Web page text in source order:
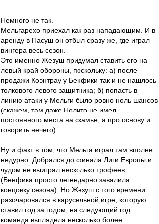
Немного не так.
Мельгарехо приехал как раз нападающим. И в
аренду в Пасуш он отбыл сразу же, где играл
вингера весь сезон.
Это именно Жезуш придумал ставить его на
левый край обороны, поскольку: а) после
продажи Коэнтрау у Бенфики так и не нашлось
толкового левого защитника; б) попасть в
линию атаки у Мельги было ровно ноль шансов
(скажем, там даже Нолито не имел
постоянного места на скамье, а про основу и
говорить нечего).
Ну и факт в том, что Мельга играл там вполне
недурно. Добрался до финала Лиги Европы и
чудом не выиграл несколько трофеев
(Бенфика просто легендарно завалила
концовку сезона). Но Жезуш с того времени
разочаровался в карусельной игре, которую
ставил год за годом, на следующий год
команда выглядела несколько более